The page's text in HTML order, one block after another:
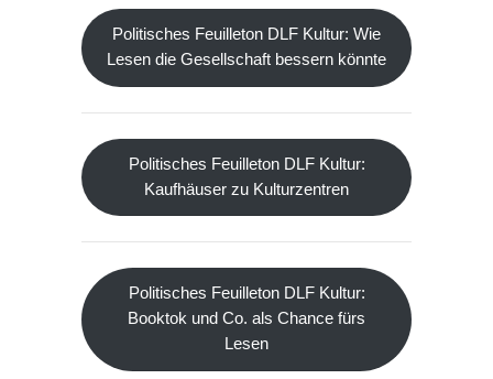
Politisches Feuilleton DLF Kultur: Wie
Lesen die Gesellschaft bessern könnte
Politisches Feuilleton DLF Kultur:
Kaufhäuser zu Kulturzentren
Politisches Feuilleton DLF Kultur:
Booktok und Co. als Chance fürs
Lesen